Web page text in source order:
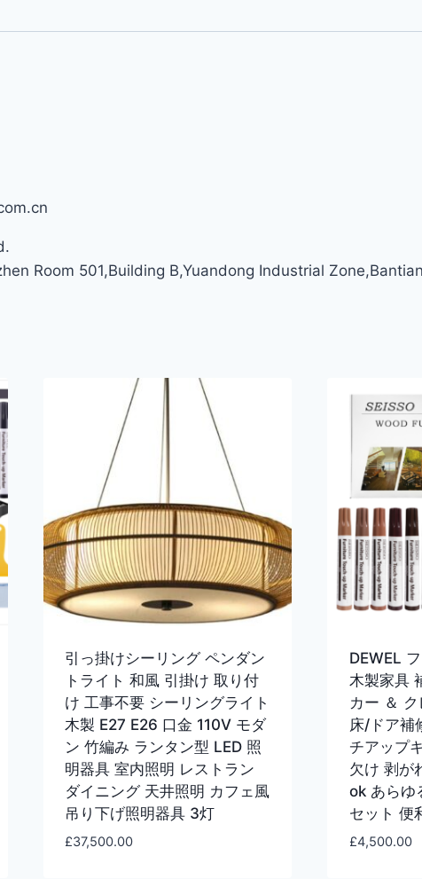
Room 501,Building B,Yuandong Industrial
引っ掛けシーリング ペンダン
トライト 和風 引掛け 取り付
け 工事不要 シーリングライト
木製 E27 E26 口金 110V モダ
ン 竹編み ランタン型 LED 照
明器具 室内照明 レストラン
ダイニング 天井照明 カフェ風
吊り下げ照明器具 3灯
£37,500.00
DEWEL
木製家具
カー ＆
床/ドア補
チアップ
欠け 剥が
ok あらゆ
セット 便
£4,500.00